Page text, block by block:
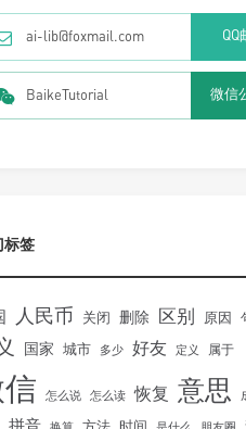
ai-lib@foxmail.com QQ
BaikeTutorial 微信
标签
人民币 关闭 删除 区别 原因
国家 城市 多少 好友 定义 属于
怎么说 怎么读 恢复 意思
拼音 方法 时间 朋友圈